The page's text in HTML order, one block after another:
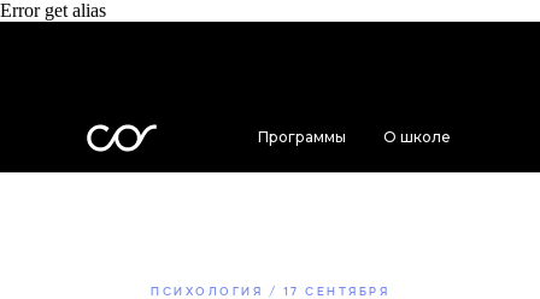
Error get alias
Программы О школе
ПСИХОЛОГИЯ / 17 СЕНТЯБРЯ